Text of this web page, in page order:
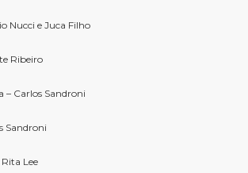
Nucci e Juca Filho
Ribeiro
– Carlos Sandroni
Sandroni
Lee